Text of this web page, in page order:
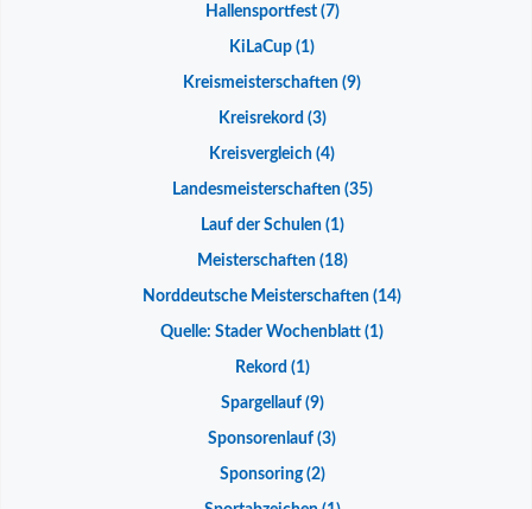
Hallensportfest(7)
KiLaCup (1)
Kreismeisterschaften (9)
Kreisrekord (3)
Kreisvergleich (4)
Landesmeisterschaften(35)
Lauf der Schulen(1)
Meisterschaften(18)
Norddeutsche Meisterschaften (14)
Quelle: Stader Wochenblatt (1)
Rekord (1)
Spargellauf(9)
Sponsorenlauf (3)
Sponsoring(2)